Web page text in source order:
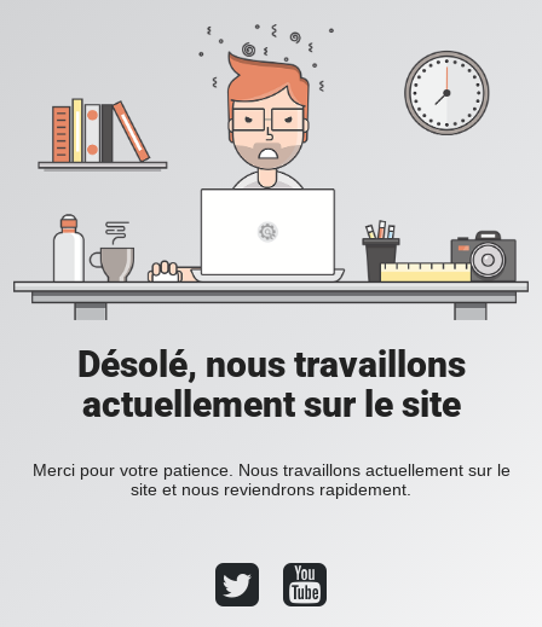
Désolé, nous travaillons
actuellement sur le site
Merci pour votre patience. Nous travaillons actuellement sur le
site et nous reviendrons rapidement.